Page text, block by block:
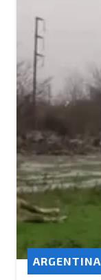
ARGENTINA